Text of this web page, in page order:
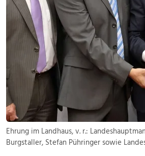
Ehrung im Landhaus, v. r.:
Burgstaller, Stefan Pühringer sowie